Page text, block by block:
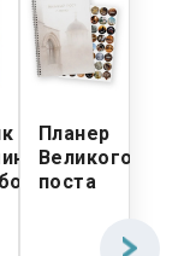
Планер
Великого
поста